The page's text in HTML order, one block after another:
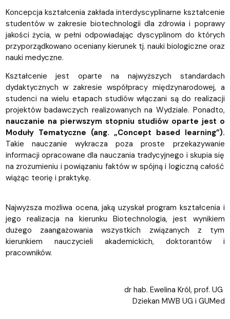
Koncepcja kształcenia zakłada interdyscyplinarne kształcenie
studentów w zakresie biotechnologii dla zdrowia i poprawy
jakości życia, w pełni odpowiadając dyscyplinom do których
przyporządkowano oceniany kierunek tj. nauki biologiczne oraz
nauki medyczne.
Kształcenie jest oparte na najwyższych standardach
dydaktycznych w zakresie współpracy międzynarodowej, a
studenci na wielu etapach studiów włączani są do realizacji
projektów badawczych realizowanych na Wydziale. Ponadto,
nauczanie na pierwszym stopniu studiów oparte jest o
Moduły Tematyczne (ang. „Concept based learning”).
Takie nauczanie wykracza poza proste przekazywanie
informacji opracowane dla nauczania tradycyjnego i skupia się
na zrozumieniu i powiązaniu faktów w spójną i logiczną całość
wiążąc teorię i praktykę.
Najwyższa możliwa ocena, jaką uzyskał program kształcenia i
jego realizacja na kierunku Biotechnologia, jest wynikiem
dużego zaangażowania wszystkich związanych z tym
kierunkiem nauczycieli akademickich, doktorantów i
pracowników.
dr hab. Ewelina Król, prof. UG
Dziekan MWB UG i GUMed